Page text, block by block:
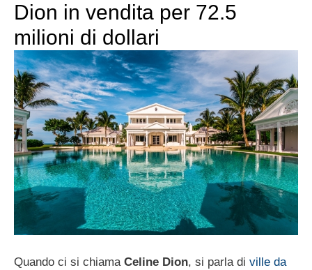
Dion in vendita per 72.5
milioni di dollari
Quando ci si chiama Celine Dion, si parla di ville da